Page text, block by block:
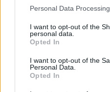
Personal Data
I want to opt-out of the
personal data.
Opted In
I want to opt-out of the
Personal Data.
Opted In
megerősödve jöhet ki a
adásában minderről
Tamással, az SV/SD
NKE John Lukacs
munkatársával.
A Portfolio külpolitikai